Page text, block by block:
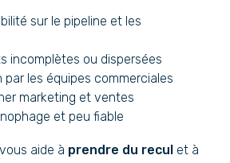
sur le pipeline et les
incomplètes ou dispersées
par les équipes commerciales
marketing et ventes
et peu fiable
aide à prendre du recul et à